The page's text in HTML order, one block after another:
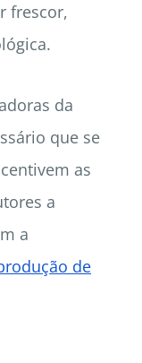
frescor,
da
que se
as
a
a
de